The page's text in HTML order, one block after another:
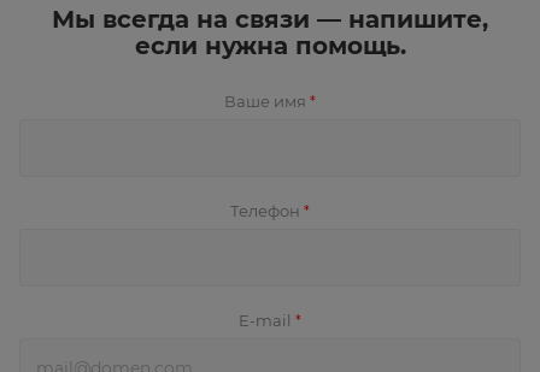
Мы всегда на связи — напишите,
если нужна помощь.
Ваше имя *
Телефон *
E-mail *